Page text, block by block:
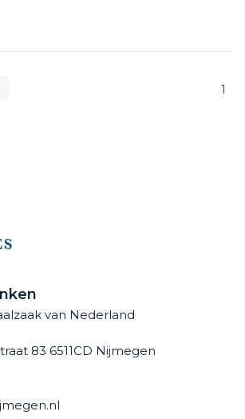
1
van Nederland
83 6511CD Nijmegen